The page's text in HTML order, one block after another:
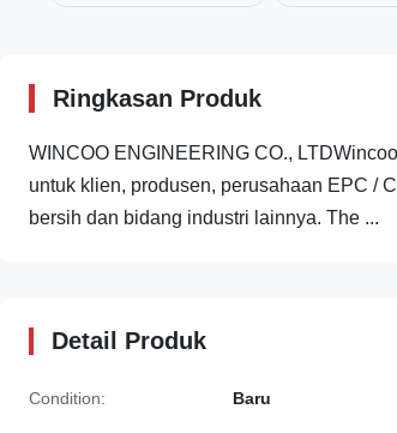
Ringkasan Produk
WINCOO ENGINEERING CO.,
untuk klien, produsen, perusahaan EPC /
bersih dan bidang industri lainnya. The ...
Detail Produk
Condition: Baru